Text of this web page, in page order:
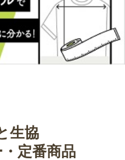
生協
定番商品